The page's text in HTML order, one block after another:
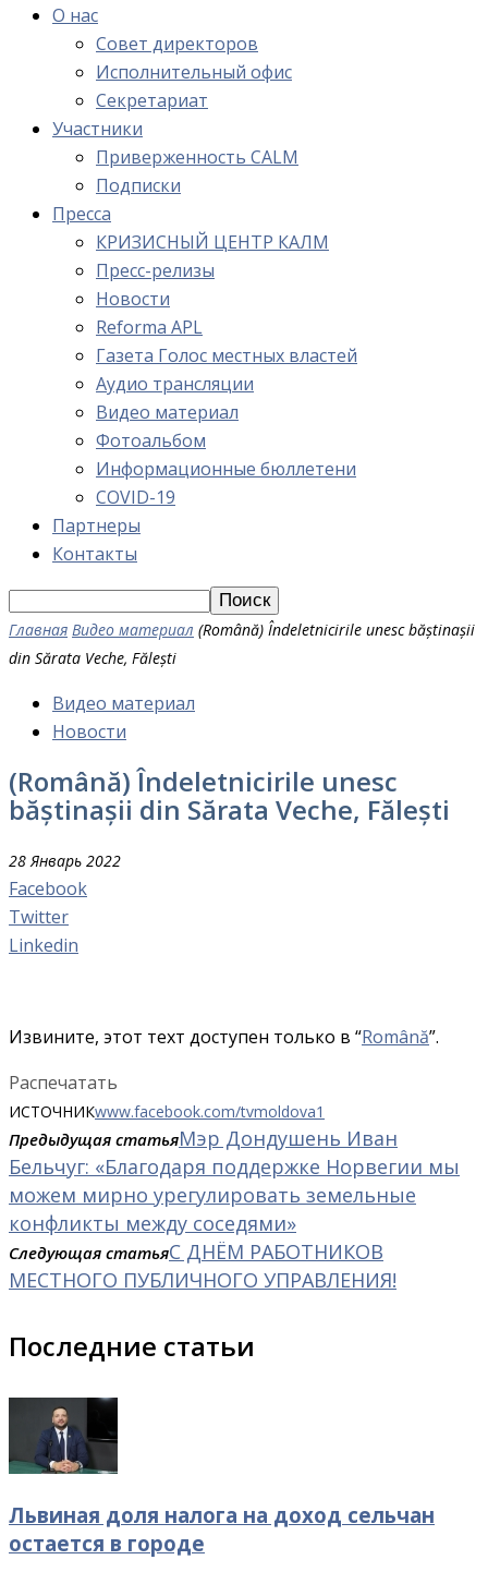
О нас
Cовет директоров
Исполнительный офис
Cекретариат
Участники
Приверженность CALM
Подписки
Пресса
КРИЗИСНЫЙ ЦЕНТР КАЛМ
Пресс-релизы
Новости
Reforma APL
Газета Голос местных властей
Аудио трансляции
Видео материал
Фотоальбом
Информационные бюллетени
COVID-19
Партнеры
Контакты
Главная Видео материал (Română) Îndeletnicirile unesc băștinașii
din Sărata Veche, Fălești
Видео материал
Новости
(Română) Îndeletnicirile unesc
băștinașii din Sărata Veche, Fălești
28 Январь 2022
Facebook
Twitter
Linkedin
Извините, этот техт доступен только в “Română”.
Распечатать
ИСТОЧНИКwww.facebook.com/tvmoldova1
Предыдущая статьяМэр Дондушень Иван
Бельчуг: «Благодаря поддержке Норвегии мы
можем мирно урегулировать земельные
конфликты между соседями»
Следующая статьяС ДНЁМ РАБОТНИКОВ
МЕСТНОГО ПУБЛИЧНОГО УПРАВЛЕНИЯ!
Последние статьи
Львиная доля налога на доход сельчан
остается в городе